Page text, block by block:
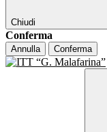
Chiudi
Conferma
Annulla Conferma